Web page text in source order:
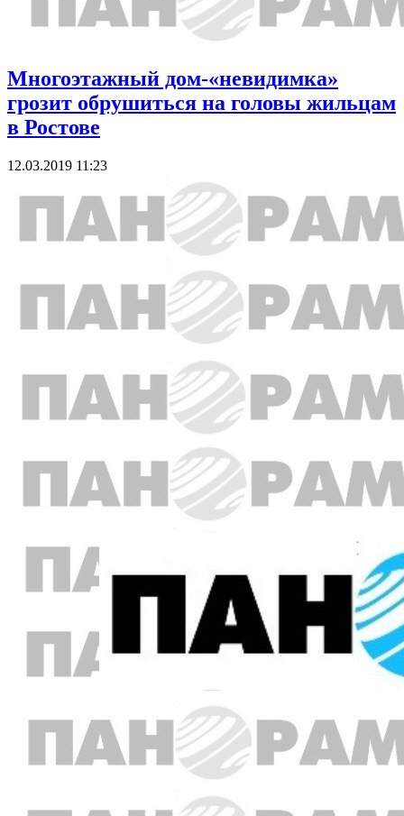
Многоэтажный дом-«невидимка»
грозит обрушиться на головы жильцам
в Ростове
12.03.2019 11:23